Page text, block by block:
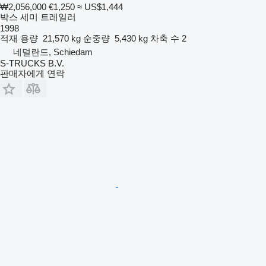
₩2,056,000 €1,250 ≈ US$1,444
박스 세미 트레일러
1998
적재 용량 21,570 kg 순중량 5,430 kg 차축 수 2
네덜란드, Schiedam
S-TRUCKS B.V.
판매자에게 연락